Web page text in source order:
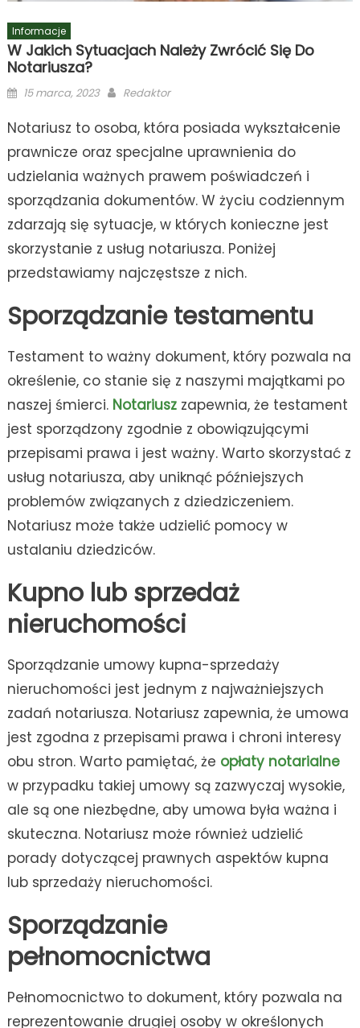
Informacje
W Jakich Sytuacjach Należy Zwrócić Się Do
Notariusza?
Posted
15 marca, 2023 Author
Redaktor
Notariusz to osoba, która posiada wykształcenie
prawnicze oraz specjalne uprawnienia do
udzielania ważnych prawem poświadczeń i
sporządzania dokumentów. W życiu codziennym
zdarzają się sytuacje, w których konieczne jest
skorzystanie z usług notariusza. Poniżej
przedstawiamy najczęstsze z nich.
Sporządzanie testamentu
Testament to ważny dokument, który pozwala na
określenie, co stanie się z naszymi majątkami po
naszej śmierci. Notariuszzapewnia, że testament
jest sporządzony zgodnie z obowiązującymi
przepisami prawa i jest ważny. Warto skorzystać z
usług notariusza, aby uniknąć późniejszych
problemów związanych z dziedziczeniem.
Notariusz może także udzielić pomocy w
ustalaniu dziedziców.
Kupno lub sprzedaż
nieruchomości
Sporządzanie umowy kupna-sprzedaży
nieruchomości jest jednym z najważniejszych
zadań notariusza. Notariusz zapewnia, że umowa
jest zgodna z przepisami prawa i chroni interesy
obu stron. Warto pamiętać, że opłaty notarialne
w przypadku takiej umowy są zazwyczaj wysokie,
ale są one niezbędne, aby umowa była ważna i
skuteczna. Notariusz może również udzielić
porady dotyczącej prawnych aspektów kupna
lub sprzedaży nieruchomości.
Sporządzanie
pełnomocnictwa
Pełnomocnictwo to dokument, który pozwala na
reprezentowanie drugiej osoby w określonych